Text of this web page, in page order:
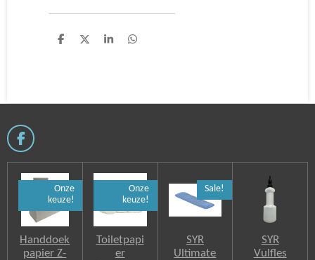
D
D
S
D
F
e
Onze
keuze!
Handdoek
papier Z-
Onze
keuze!
Toiletpapi
er
Sale!
SYR
Ultimate
SYR
Vulfles